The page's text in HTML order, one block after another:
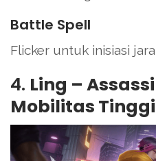
Battle Spell
Flicker untuk inisiasi
4. Ling –
Mobilitas Tinggi